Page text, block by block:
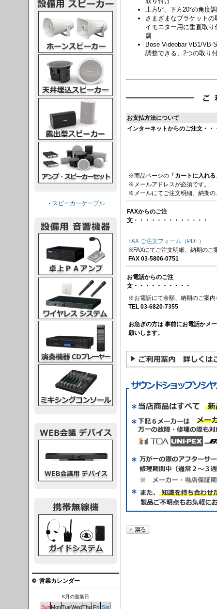
上方5°、下方20°の角度
さまざまなブラケット
イモニター用に垂直取
属
Bose Videobar VB1/VB-
調整できる、2つの取り
お支払方法について
インターネットからのご注文・・
※商品ページの 「カートに入れる
※メールアドレスが必須です。
※メールにてご注文明細、納期
FAXからのご注
文・・・・・・・・・・・・・
FAX ご注文フォーム（PDF）
※FAXにてご注文明細、納期のご
FAX 03-5806-0751
お電話からのご注
文・・・・・・・・・・
※お電話にて金額、納期のご案内
TEL 03-6820-7355
お急ぎの方は 事前にお電話かメ
願いします。
・ スピーカーケーブル
営業カレンダー
8月の営業日
SunMonTueWedThu Fri Sat